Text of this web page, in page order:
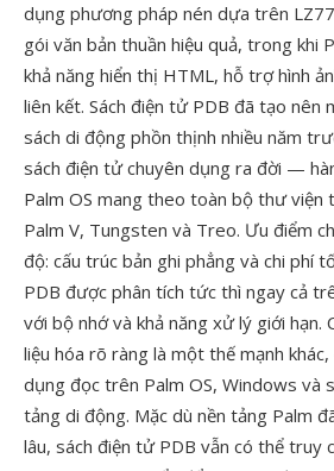
dụng phương pháp nén dựa trên
gói văn bản thuần hiệu quả, trong khi
khả năng hiển thị HTML, hỗ trợ hình
liên kết. Sách điện tử PDB đã tạo nên
sách di động phồn thịnh nhiều năm
sách điện tử chuyên dụng ra đời —
Palm OS mang theo toàn bộ thư viện
Palm V, Tungsten và Treo. Ưu điểm
độ: cấu trúc bản ghi phẳng và chi phí
PDB được phân tích tức thì ngay cả
với bộ nhớ và khả năng xử lý giới hạn.
liệu hóa rõ ràng là một thế mạnh
dụng đọc trên Palm OS, Windows và
tảng di động. Mặc dù nền tảng Palm
lâu, sách điện tử PDB vẫn có thể truy